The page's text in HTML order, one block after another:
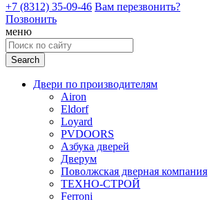
+7 (8312) 35-09-46 Вам перезвонить?
Позвонить
меню
Search
for:
Двери по производителям
Airon
Eldorf
Loyard
PVDOORS
Азбука дверей
Дверум
Поволжская дверная компания
ТЕХНО-СТРОЙ
Ferroni